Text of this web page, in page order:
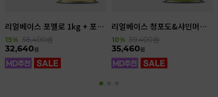
리얼베이스 포멜로 1kg + 포멜로쌕 850g SET
15% 38,400원
32,640원
리얼베이스 청포도&샤인머스캣 1kg + 샤인머스캣 850g SET
10% 39,400원
35,460원